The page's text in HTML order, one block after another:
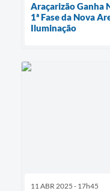
Araçarizão Ganha
1ª Fase da Nova
Iluminação
11 ABR 2025 - 17h45